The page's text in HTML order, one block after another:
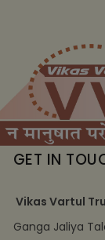
GET IN
Vikas Vartul
Ganga Jaliya